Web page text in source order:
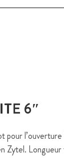
6″
l’ouverture
Zytel.